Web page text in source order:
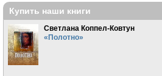
Купить наши книги
Светлана Коппел-Ковтун
«Полотно»